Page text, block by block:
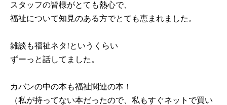
スタッフの皆様がとても熱心で、
福祉について知見のある方でとても恵まれました。
雑談も福祉ネタ!というくらい
ずーっと話してました。
カバンの中の本も福祉関連の本！
（私が持ってない本だったので、私もすぐネットで買い